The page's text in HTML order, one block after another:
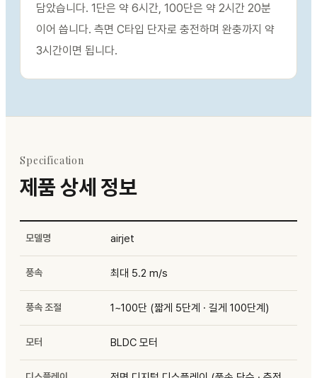
담았습니다. 1단은 약 6시간, 100단은 약 2시간 20분
이어 씁니다. 측면 C타입 단자로 충전하며 완충까지 약
3시간이면 됩니다.
Specification
제품 상세 정보
모델명 airjet
풍속 최대 5.2 m/s
풍속 조절 1~100단 (짧게 5단계 · 길게 100단계)
모터 BLDC 모터